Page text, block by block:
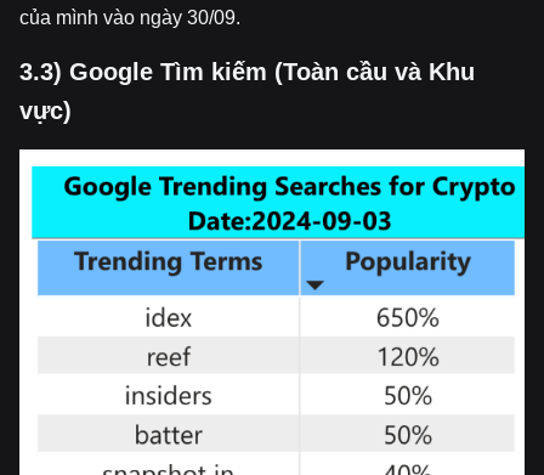
của mình vào ngày 30/09.
3.3) Google Tìm kiếm (Toàn cầu và Khu
vực)